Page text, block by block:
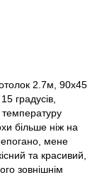
2.7м, 90х45
градусів,
температуру
більше ніж на
мене
та красивий,
зовнішнім